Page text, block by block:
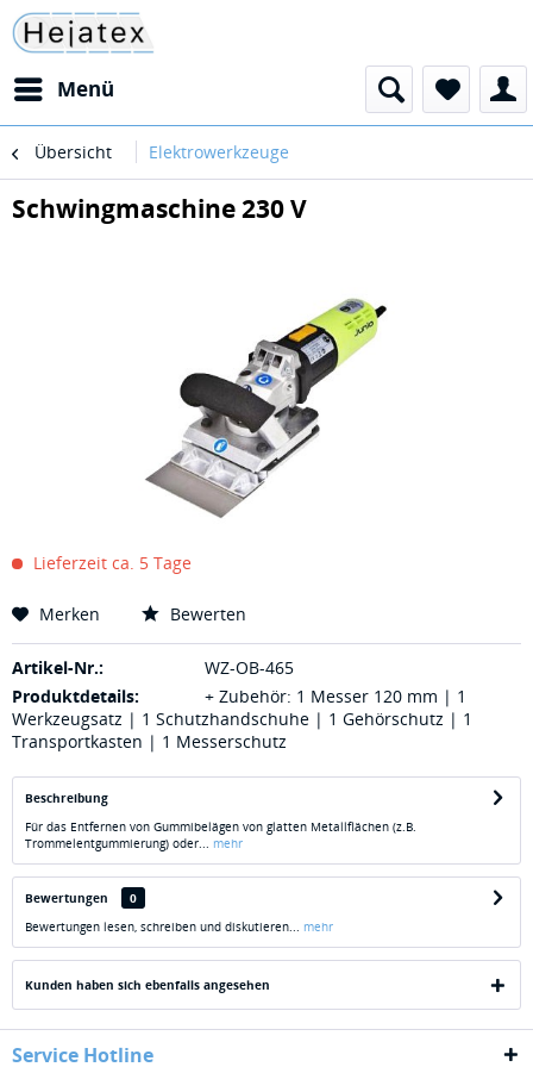
Menü
Übersicht Elektrowerkzeuge
Schwingmaschine 230 V
Lieferzeit ca. 5 Tage
Merken Bewerten
Artikel-Nr.:
WZ-OB-465
Produktdetails:
+ Zubehör: 1 Messer 120 mm | 1
Werkzeugsatz | 1 Schutzhandschuhe | 1 Gehörschutz | 1
Transportkasten | 1 Messerschutz
Beschreibung
Für das Entfernen von Gummibelägen von glatten Metallflächen (z.B.
Trommelentgummierung) oder... mehr
Bewertungen
0
Bewertungen lesen, schreiben und diskutieren... mehr
Kunden haben sich ebenfalls angesehen
Service Hotline